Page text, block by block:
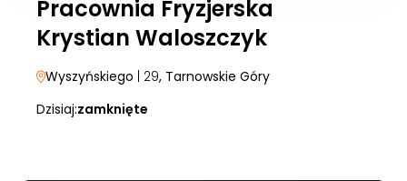
Pracownia Fryzjerska
Krystian Waloszczyk
Wyszyńskiego | 29, Tarnowskie Góry
Dzisiaj:zamknięte